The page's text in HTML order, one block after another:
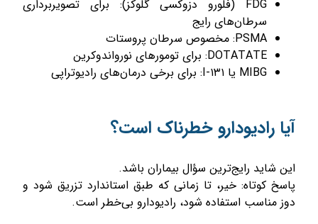
FDG (فلورو دزوکسی گلوکز): برای تصویربرداری
سرطان‌های رایج
PSMA: مخصوص سرطان پروستات
DOTATATE: برای تومورهای نورواندوکرین
MIBG یا I-۱۳۱: برای برخی درمان‌های رادیوتراپی
آیا رادیودارو خطرناک است؟
این شاید رایج‌ترین سؤال بیماران باشد.
پاسخ کوتاه: خیر، تا زمانی که طبق استاندارد تزریق شود و
دوز مناسب استفاده شود، رادیودارو بی‌خطر است.